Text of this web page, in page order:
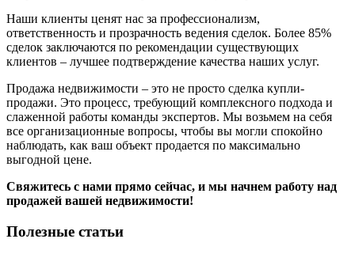
Наши клиенты ценят нас за профессионализм,
ответственность и прозрачность ведения сделок. Более 85%
сделок заключаются по рекомендации существующих
клиентов – лучшее подтверждение качества наших услуг.
Продажа недвижимости – это не просто сделка купли-
продажи. Это процесс, требующий комплексного подхода и
слаженной работы команды экспертов. Мы возьмем на себя
все организационные вопросы, чтобы вы могли спокойно
наблюдать, как ваш объект продается по максимально
выгодной цене.
Свяжитесь с нами прямо сейчас, и мы начнем работу над
продажей вашей недвижимости!
Полезные статьи